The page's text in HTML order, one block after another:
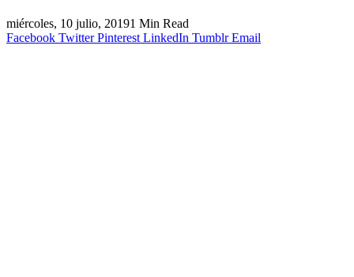
miércoles, 10 julio, 20191 Min Read
Facebook Twitter Pinterest LinkedIn Tumblr Email